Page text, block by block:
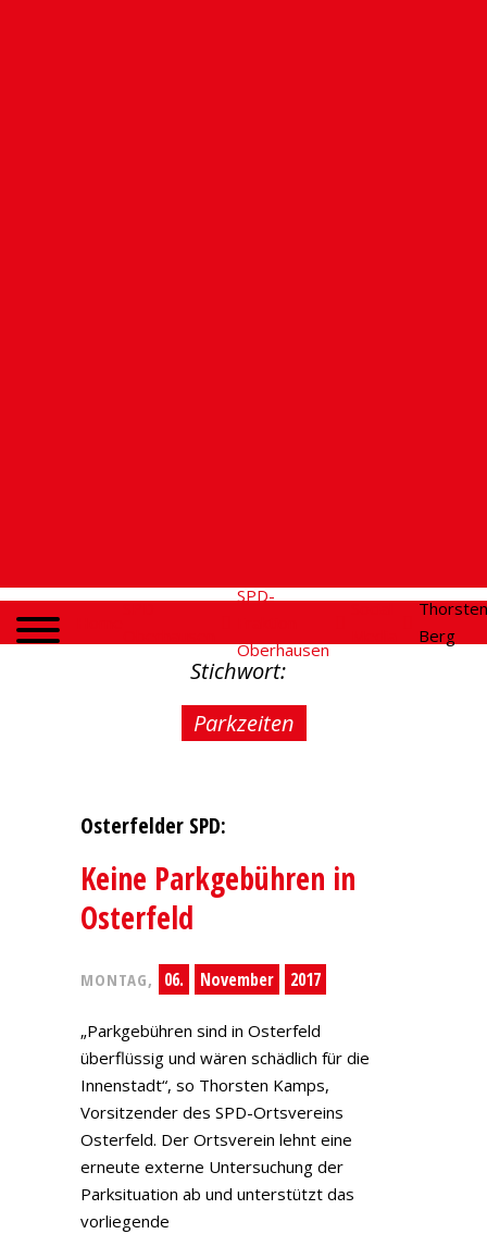
SPD-
Oberhausen
Thorsten
Berg
Stichwort:
Parkzeiten
Osterfelder SPD:
Keine Parkgebühren in
Osterfeld
MONTAG, 06. November 2017
„Parkgebühren sind in Osterfeld
überflüssig und wären schädlich für die
Innenstadt“, so Thorsten Kamps,
Vorsitzender des SPD-Ortsvereins
Osterfeld. Der Ortsverein lehnt eine
erneute externe Untersuchung der
Parksituation ab und unterstützt das
vorliegende